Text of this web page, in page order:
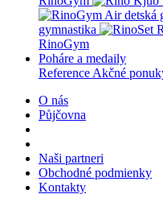
gymnastika
RinoGym
Poháre a medaily
Reference Akčné
O nás
Půjčovna
Naši partneri
Obchodné podmienky
Kontakty